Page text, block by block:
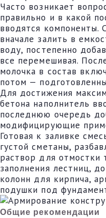
Часто возникает
правильно и в какой
вводятся компоненты.
вначале залить в
воду, постепенно
все перемешивая.
молочка в состав
потом —
Для достижения
бетона наполнитель
последнюю очередь
модифицирующие
Готовая к заливке
густой сметаны,
раствор для отмостки
заполнения лестниц,
колонн для кирпича,
подушки под
Общие рекомендации